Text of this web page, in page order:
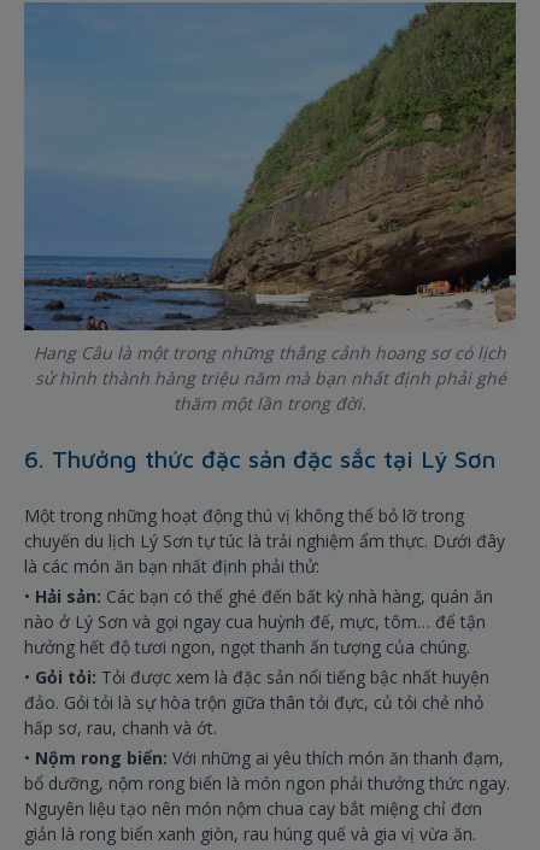
Hang Câu là một trong những thắng cảnh hoang sơ có lịch
sử hình thành hàng triệu năm mà bạn nhất định phải ghé
thăm một lần trong đời.
6. Thưởng thức đặc sản đặc sắc tại Lý Sơn
Một trong những hoạt động thú vị không thể bỏ lỡ trong
chuyến du lịch Lý Sơn tự túc là trải nghiệm ẩm thực. Dưới đây
là các món ăn bạn nhất định phải thử:
• Hải sản: Các bạn có thể ghé đến bất kỳ nhà hàng, quán ăn
nào ở Lý Sơn và gọi ngay cua huỳnh đế, mực, tôm… để tận
hưởng hết độ tươi ngon, ngọt thanh ấn tượng của chúng.
• Gỏi tỏi: Tỏi được xem là đặc sản nổi tiếng bậc nhất huyện
đảo. Gỏi tỏi là sự hòa trộn giữa thân tỏi đực, củ tỏi chẻ nhỏ
hấp sơ, rau, chanh và ớt.
• Nộm rong biển: Với những ai yêu thích món ăn thanh đạm,
bổ dưỡng, nộm rong biển là món ngon phải thưởng thức ngay.
Nguyên liệu tạo nên món nộm chua cay bắt miệng chỉ đơn
giản là rong biển xanh giòn, rau húng quế và gia vị vừa ăn.